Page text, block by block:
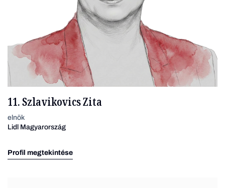
11. Szlavikovics Zita
elnök
Lidl Magyarország
Profil megtekintése